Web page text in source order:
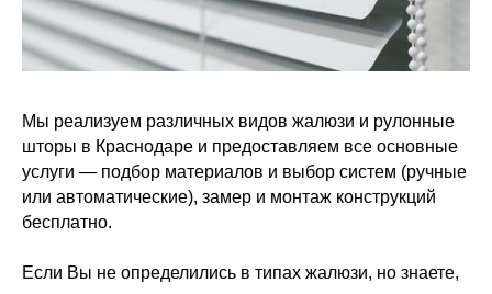
Мы реализуем различных видов жалюзи и рулонные
шторы в Краснодаре и предоставляем все основные
услуги — подбор материалов и выбор систем (ручные
или автоматические), замер и монтаж конструкций
бесплатно.
Если Вы не определились в типах жалюзи, но знаете,